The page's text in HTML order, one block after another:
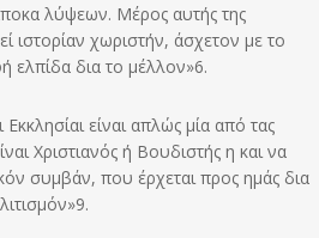
λύψεων. Μέρος αυτής της
ιστορίαν χωριστήν, άσχετον με το
ελπίδα δια το μέλλον»6.
είναι απλώς μία από τας
Χριστιανός ή Βουδιστής η και να
συμβάν, που έρχεται προς ημάς δια